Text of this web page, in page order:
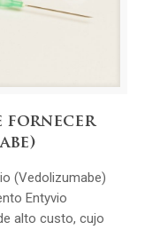
fornecer
(Vedolizumabe)
Entyvio
alto custo, cujo